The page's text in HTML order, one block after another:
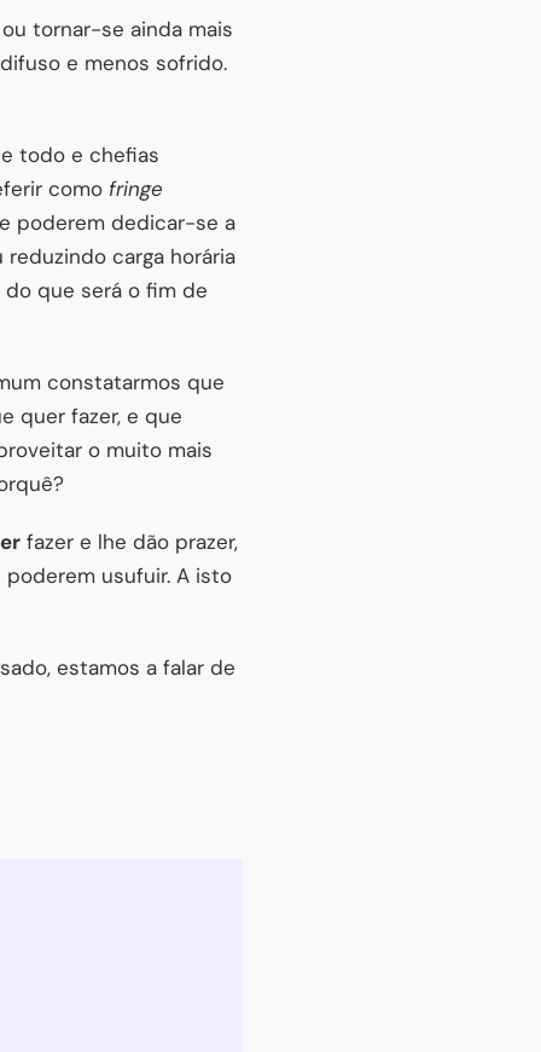
tornar-se ainda mais
e menos sofrido.
todo e chefias
como fringe
poderem dedicar-se a
carga horária
que será o fim de
constatarmos que
quer fazer, e que
o muito mais
fazer e lhe dão prazer,
poderem usufuir. A isto
estamos a falar de